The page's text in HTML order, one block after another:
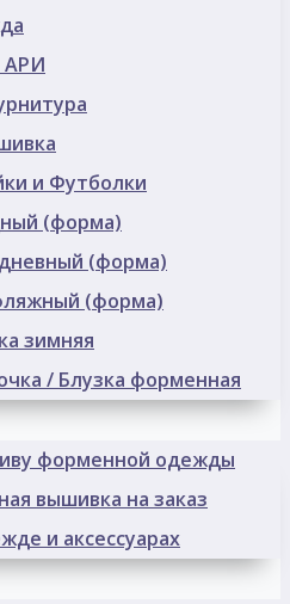
АРИ
и Футболки
(форма)
(форма)
(форма)
зимняя
/ Блузка форменная
форменной одежды
вышивка на заказ
и аксессуарах